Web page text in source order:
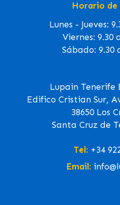
Horario de
Lunes - Jueves:
Viernes: 9.30
Sábado: 9.30
Lupain Tenerife
Edifico Cristian Sur,
38650 Los
Santa Cruz de
Tel: +34
Email: